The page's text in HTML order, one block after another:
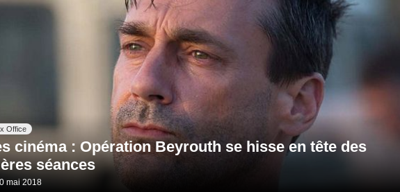
Office
cinéma : Opération Beyrouth se hisse en tête des
séances
mai 2018